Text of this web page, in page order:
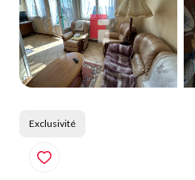
Exclusivité